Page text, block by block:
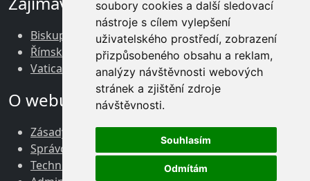
soubory cookies a další sledovací
nástroje s cílem vylepšení
uživatelského prostředí, zobrazení
přizpůsobeného obsahu a reklam,
analýzy návštěvnosti webových
stránek a zjištění zdroje
návštěvnosti.
Souhlasím
Odmítám
Biskupství brněnské
Římskokatolická církev v ČR
Vatican News
O webu
Zásady zpracování osobních údajů
Správce obsahu webu
Technický správce webu